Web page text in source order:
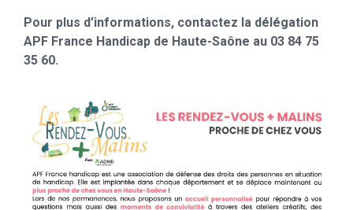
Pour plus d’informations, contactez la délégation
APF France Handicap de Haute-Saône au 03 84 75
35 60.